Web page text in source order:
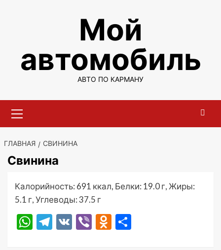
Мой
автомобиль
АВТО ПО КАРМАНУ
меню
ГЛАВНАЯ СВИНИНА
Свинина
Калорийность: 691 ккал, Белки: 19.0 г, Жиры:
5.1 г, Углеводы: 37.5 г
WhatsApp
Telegram
VK ViberOdnoklassniki